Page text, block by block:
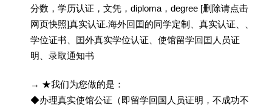
分数，学历认证，文凭，diploma，degree [删除请点击
网页快照]真实认证.海外回囯的同学定制、真实认证、、
学位证书、囯外真实学位认证、使馆留学回囯人员证
明、录取通知书
→ ★我们为您做的是：
◆办理真实使馆公证（即留学回国人员证明，不成功不